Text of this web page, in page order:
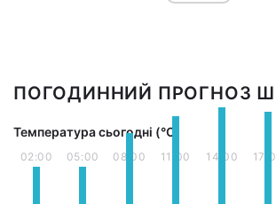
ПОГОДИННИЙ ПРОГНОЗ
Температура сьогодні (°С)
02:00 05:00 08:00 11:00 14:00